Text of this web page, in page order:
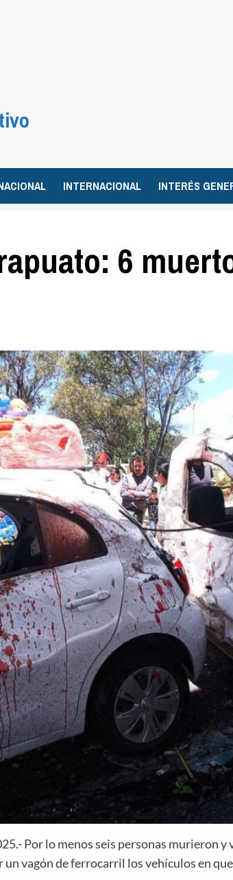
INTERNACIONAL INTERÉS
6
Por lo menos seis personas murieron
vagón de ferrocarril los vehículos en